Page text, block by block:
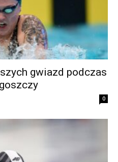
gwiazd podczas
0